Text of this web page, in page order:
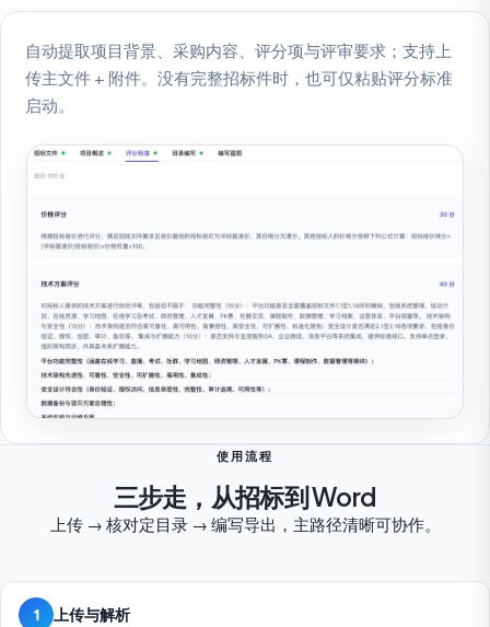
自动提取项目背景、采购内容、评分项与评审要求；支持上
传主文件 + 附件。没有完整招标件时，也可仅粘贴评分标准
启动。
使用流程
三步走，从招标到 Word
上传 → 核对定目录 → 编写导出，主路径清晰可协作。
1 上传与解析